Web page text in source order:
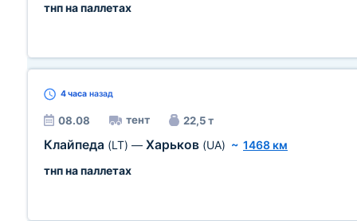
тнп на паллетах
4 часа назад
08.08 тент 22,5 т
Клайпеда (LT) — Харьков (UA) ~ 1468 км
тнп на паллетах